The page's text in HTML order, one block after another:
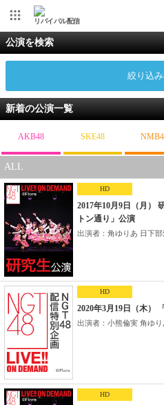
リバイバル配信
公演を検索
絞り込
新着の公演一覧
AKB48 SKE48
ALL
HD
2017年10月9日（月）
トン通り」公演
出演者：角ゆりあ 日下部
HD
2020年3月19日（木）
出演者：小熊倫実 角ゆり
HD